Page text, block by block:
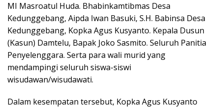
MI Masroatul Huda. Bhabinkamtibmas Desa
Kedunggebang, Aipda Iwan Basuki, S.H. Babinsa Desa
Kedunggebang, Kopka Agus Kusyanto. Kepala Dusun
(Kasun) Damtelu, Bapak Joko Sasmito. Seluruh Panitia
Penyelenggara. Serta para wali murid yang
mendampingi seluruh siswa-siswi
wisudawan/wisudawati.
Dalam kesempatan tersebut, Kopka Agus Kusyanto